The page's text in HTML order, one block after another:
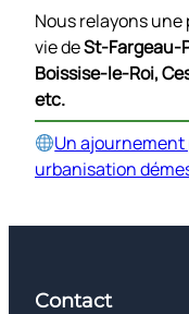
Nous relayons
vie deSt-Fargeau-
Boissise-le-Roi,
etc.
Un ajournement
urbanisation
Contact